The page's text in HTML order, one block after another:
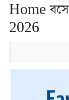
Home
2026